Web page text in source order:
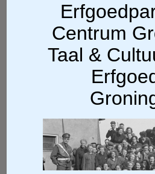
Ga terug
egn03banner
Centrum
Taal &